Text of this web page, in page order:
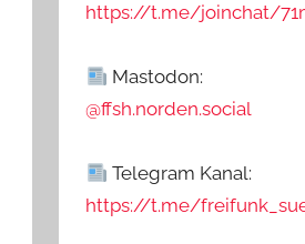
https://t.me/joinchat/
Mastodon:
@ffsh.norden.social
Telegram Kanal:
https://t.me/